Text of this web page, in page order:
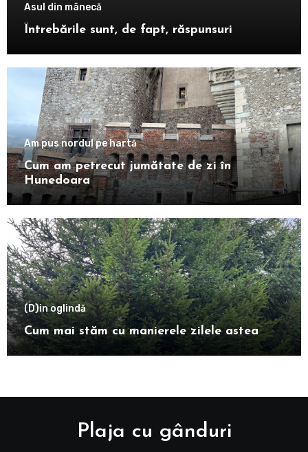
Asul din mânecă
Întrebările sunt, de fapt, răspunsuri
Am pus nordul pe hartă
Cum am petrecut jumătate de zi în
Hunedoara
(D)in oglindă
Cum mai stăm cu manierele zilele astea
Plaja cu gânduri